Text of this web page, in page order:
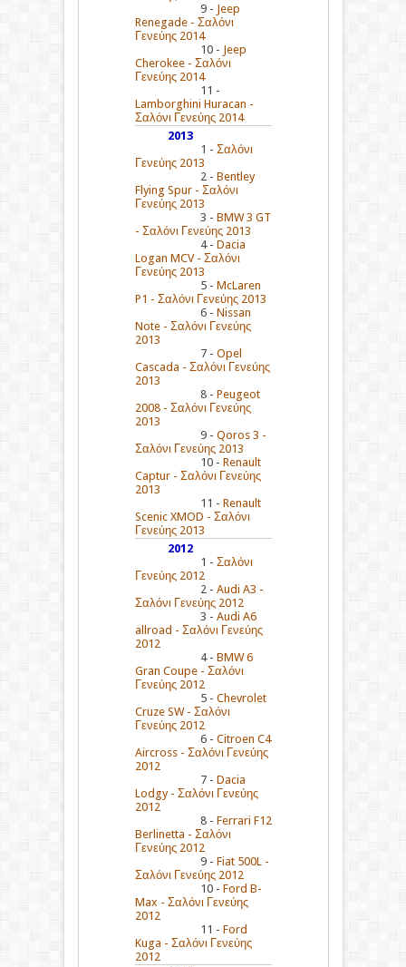
9 - Jeep
Renegade - Σαλόνι
Γενεύης 2014
10 - Jeep
Cherokee - Σαλόνι
Γενεύης 2014
11 -
Lamborghini Huracan -
Σαλόνι Γενεύης 2014
2013
1 - Σαλόνι
Γενεύης 2013
2 - Bentley
Flying Spur - Σαλόνι
Γενεύης 2013
3 - BMW 3 GT
- Σαλόνι Γενεύης 2013
4 - Dacia
Logan MCV - Σαλόνι
Γενεύης 2013
5 - McLaren
P1 - Σαλόνι Γενεύης 2013
6 - Nissan
Note - Σαλόνι Γενεύης
2013
7 - Opel
Cascada - Σαλόνι Γενεύης
2013
8 - Peugeot
2008 - Σαλόνι Γενεύης
2013
9 - Qoros 3 -
Σαλόνι Γενεύης 2013
10 - Renault
Captur - Σαλόνι Γενεύης
2013
11 - Renault
Scenic XMOD - Σαλόνι
Γενεύης 2013
2012
1 - Σαλόνι
Γενεύης 2012
2 - Audi A3 -
Σαλόνι Γενεύης 2012
3 - Audi A6
allroad - Σαλόνι Γενεύης
2012
4 - BMW 6
Gran Coupe - Σαλόνι
Γενεύης 2012
5 - Chevrolet
Cruze SW - Σαλόνι
Γενεύης 2012
6 - Citroen C4
Aircross - Σαλόνι Γενεύης
2012
7 - Dacia
Lodgy - Σαλόνι Γενεύης
2012
8 - Ferrari F12
Berlinetta - Σαλόνι
Γενεύης 2012
9 - Fiat 500L -
Σαλόνι Γενεύης 2012
10 - Ford B-
Max - Σαλόνι Γενεύης
2012
11 - Ford
Kuga - Σαλόνι Γενεύης
2012